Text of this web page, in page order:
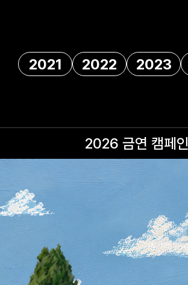
2021 2022 2023
2026 금연 캠페인